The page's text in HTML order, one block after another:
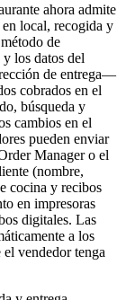
ahora admite
local, recogida y
de
los datos del
de entrega—
cobrados en el
búsqueda y
cambios en el
pueden enviar
Manager o el
(nombre,
cocina y recibos
en impresoras
digitales. Las
a los
vendedor tenga